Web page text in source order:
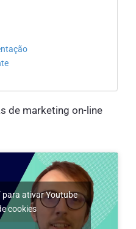
de marketing on-line
para ativar Youtube
cookies